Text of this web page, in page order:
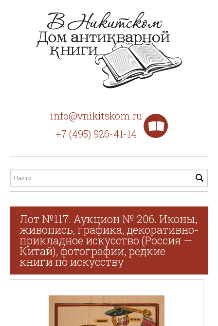
info@vnikitskom.ru
+7 (495) 926-41-14
Лот №117. Аукцион № 206. Иконы,
живопись, графика, декоративно-
прикладное искусство (Россия —
Китай), фотографии, редкие
книги по искусству